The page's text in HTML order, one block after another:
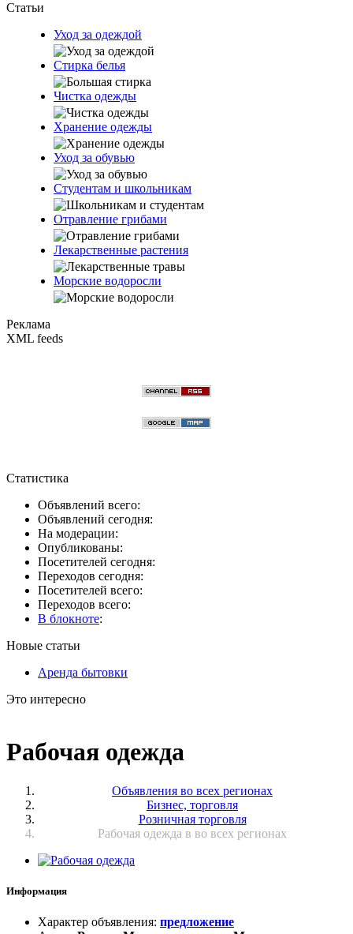
Статьи
Уход за одеждой
Стирка белья
Чистка одежды
Хранение одежды
Уход за обувью
Студентам и школьникам
Отравление грибами
Лекарственные растения
Морские водоросли
Реклама
XML feeds
Статистика
Объявлений всего:
Объявлений сегодня:
На модерации:
Опубликованы:
Посетителей сегодня:
Переходов сегодня:
Посетителей всего:
Переходов всего:
В блокноте:
Новые статьи
Аренда бытовки
Это интересно
Рабочая одежда
Объявления во всех регионах
Бизнес, торговля
Розничная торговля
Рабочая одежда в во всех регионах
Информация
Характер объявления: предложение